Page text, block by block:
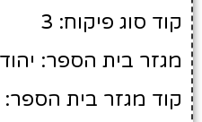
קוד סוג פיקוח: 3
מגזר בית הספר: יהודי
קוד מגזר בית הספר: 1